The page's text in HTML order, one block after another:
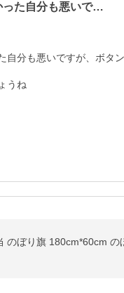
った自分も悪いで…
自分も悪いですが、ボタ
うね
のぼり旗 180cm*60cm